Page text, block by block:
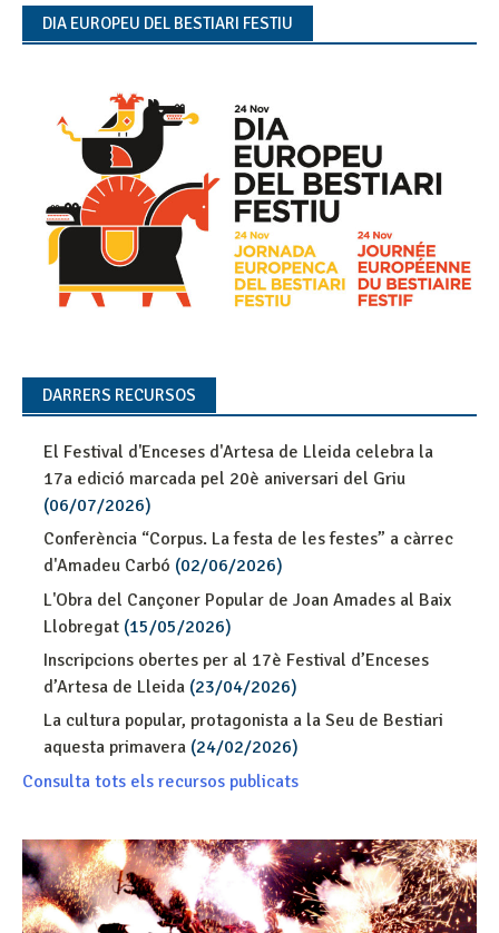
DIA EUROPEU DEL BESTIARI FESTIU
DARRERS RECURSOS
El Festival d'Enceses d'Artesa de Lleida celebra la
17a edició marcada pel 20è aniversari del Griu
(06/07/2026)
Conferència “Corpus. La festa de les festes” a càrrec
d'Amadeu Carbó (02/06/2026)
L'Obra del Cançoner Popular de Joan Amades al Baix
Llobregat (15/05/2026)
Inscripcions obertes per al 17è Festival d’Enceses
d’Artesa de Lleida (23/04/2026)
La cultura popular, protagonista a la Seu de Bestiari
aquesta primavera (24/02/2026)
Consulta tots els recursos publicats